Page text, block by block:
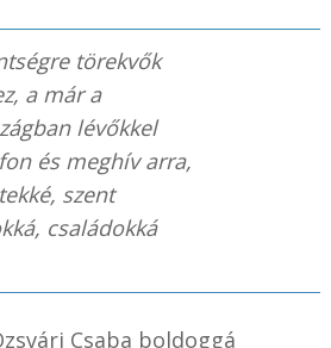
törekvők
a már a
lévőkkel
és meghív arra,
szent
családokká
Csaba boldoggá